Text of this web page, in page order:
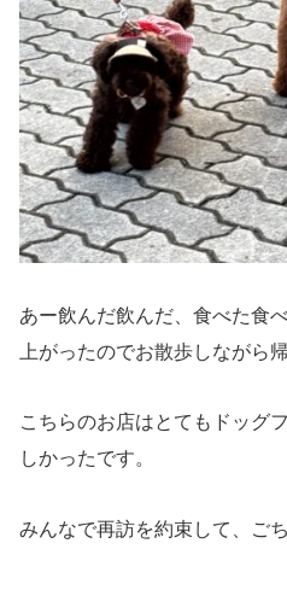
あー飲んだ飲んだ、食べた食
上がったのでお散歩しながら
こちらのお店はとてもドッグ
しかったです。
みんなで再訪を約束して、ご